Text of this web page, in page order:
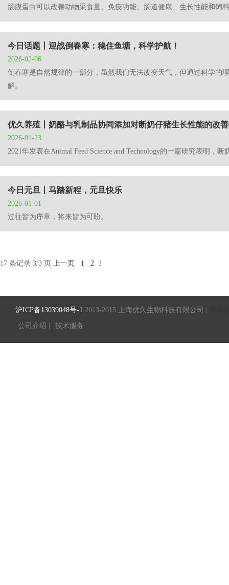
肠膜蛋白可以改善动物采食量、免疫功能、肠道健康、生长性能和饲
今日话题丨迎战倒春寒：稳住鱼塘，科学护航！
2026-02-06
倒春寒是自然规律的一部分，虽然我们无法改变天气，但通过科学的
解。
优久养殖丨奶酪与乳制品协同添加对断奶仔猪生长性能的改
2026-01-23
2021年发表在Animal Feed Science and Technology的一篇研究表明
今日元旦丨马踏新程，元旦快乐
2026-01-01
过往皆为序章，将来皆为可盼。
17 条记录 3/3 页 上一页 1 2 3
沪ICP备13039048号-1 2013-2015 上海优久生物科技有限公司 |
公司介绍 | 技术服务